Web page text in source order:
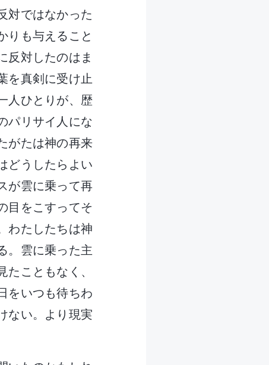
対ではなかった
りも与えること
反対したのはま
を真剣に受け止
人ひとりが、歴
パリサイ人にな
がたは神の再来
どうしたらよい
が雲に乗って再
目をこすってそ
わたしたちは神
。雲に乗った主
こともなく、
をいつも待ちわ
ない。より現実